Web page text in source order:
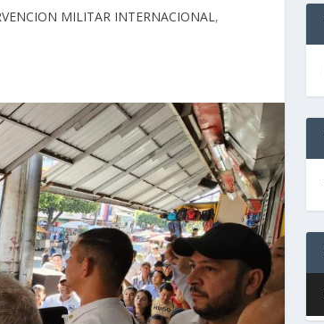
MILITAR INTERNACIONAL,